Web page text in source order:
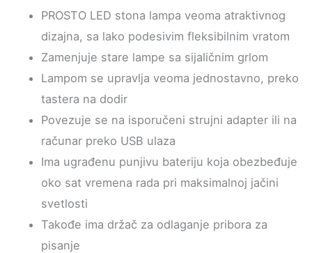
PROSTO LED stona lampa veoma atraktivnog
dizajna, sa lako podesivim fleksibilnim vratom
Zamenjuje stare lampe sa sijaličnim grlom
Lampom se upravlja veoma jednostavno, preko
tastera na dodir
Povezuje se na isporučeni strujni adapter ili na
računar preko USB ulaza
Ima ugrađenu punjivu bateriju koja obezbeđuje
oko sat vremena rada pri maksimalnoj jačini
svetlosti
Takođe ima držač za odlaganje pribora za
pisanje